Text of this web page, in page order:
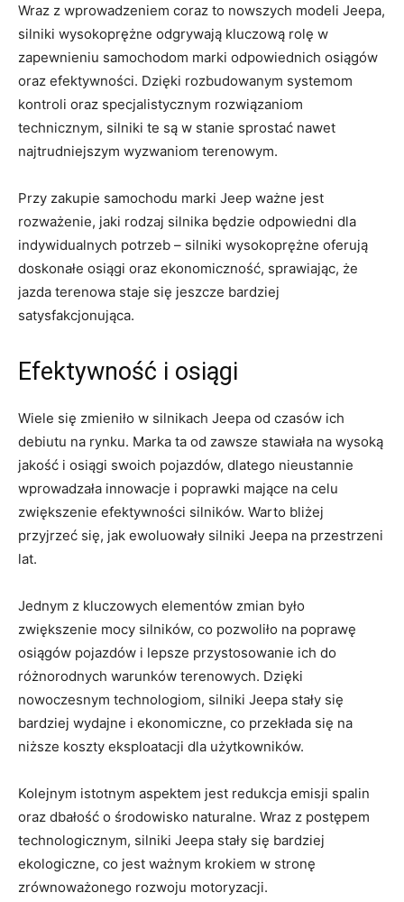
Wraz z wprowadzeniem coraz to nowszych ⁢modeli Jeepa,
silniki wysokoprężne odgrywają kluczową rolę w
‌zapewnieniu samochodom marki odpowiednich osiągów
oraz efektywności. Dzięki rozbudowanym​ systemom
kontroli oraz specjalistycznym rozwiązaniom
technicznym, silniki te są w stanie ⁣sprostać nawet
najtrudniejszym wyzwaniom terenowym.
Przy zakupie samochodu marki​ Jeep ważne jest
rozważenie, jaki rodzaj silnika będzie odpowiedni dla
indywidualnych potrzeb – silniki wysokoprężne oferują
doskonałe osiągi oraz ekonomiczność, sprawiając, że
jazda terenowa staje się jeszcze bardziej
satysfakcjonująca.
Efektywność i osiągi
Wiele się ⁤zmieniło w silnikach Jeepa od czasów ich‍
debiutu na rynku. Marka ta od zawsze stawiała na ⁤wysoką
jakość ⁤i osiągi ⁤swoich pojazdów, dlatego nieustannie
‍wprowadzała innowacje i ‌poprawki mające na celu
zwiększenie efektywności silników. Warto‌ bliżej
przyjrzeć się,⁣ jak ewoluowały silniki Jeepa⁤ na ⁣przestrzeni
lat.
Jednym z kluczowych ⁤elementów zmian było
zwiększenie mocy silników, co pozwoliło na poprawę
osiągów pojazdów i lepsze przystosowanie ich do
różnorodnych warunków terenowych. Dzięki
nowoczesnym technologiom, silniki Jeepa stały się
bardziej wydajne i ekonomiczne, co przekłada się na
niższe koszty eksploatacji dla użytkowników.
Kolejnym istotnym aspektem ​jest redukcja⁣ emisji spalin
oraz dbałość o środowisko naturalne. Wraz z postępem‌
technologicznym, silniki Jeepa stały się bardziej
ekologiczne, co jest ważnym krokiem w stronę
zrównoważonego rozwoju motoryzacji.